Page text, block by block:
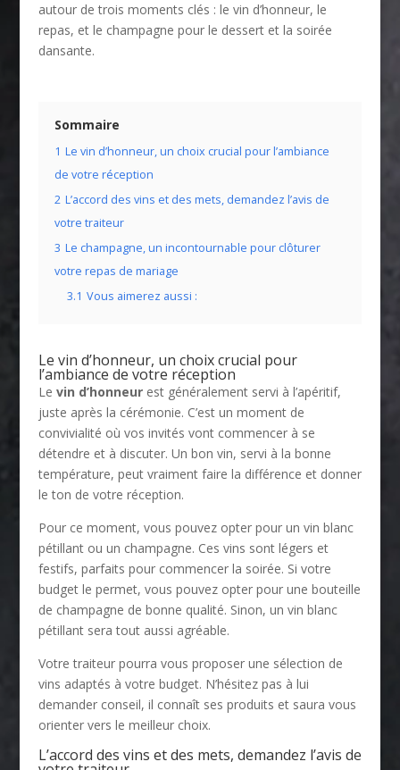
autour de trois moments clés : le vin d’honneur, le
repas, et le champagne pour le dessert et la soirée
dansante.
Sommaire
1 Le vin d’honneur, un choix crucial pour l’ambiance
de votre réception
2 L’accord des vins et des mets, demandez l’avis de
votre traiteur
3 Le champagne, un incontournable pour clôturer
votre repas de mariage
3.1 Vous aimerez aussi :
Le vin d’honneur, un choix crucial pour
l’ambiance de votre réception
Le vin d’honneurest généralement servi à l’apéritif,
juste après la cérémonie. C’est un moment de
convivialité où vos invités vont commencer à se
détendre et à discuter. Un bon vin, servi à la bonne
température, peut vraiment faire la différence et donner
le ton de votre réception.
Pour ce moment, vous pouvez opter pour un vin blanc
pétillant ou un champagne. Ces vins sont légers et
festifs, parfaits pour commencer la soirée. Si votre
budget le permet, vous pouvez opter pour une bouteille
de champagne de bonne qualité. Sinon, un vin blanc
pétillant sera tout aussi agréable.
Votre traiteur pourra vous proposer une sélection de
vins adaptés à votre budget. N’hésitez pas à lui
demander conseil, il connaît ses produits et saura vous
orienter vers le meilleur choix.
L’accord des vins et des mets, demandez l’avis de